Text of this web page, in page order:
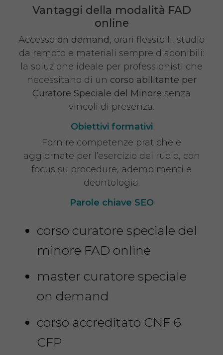
Vantaggi della modalità FAD
online
Accesso on demand, orari flessibili, studio
da remoto e materiali sempre disponibili:
la soluzione ideale per professionisti che
necessitano di un corso abilitante per
Curatore Speciale del Minore senza
vincoli di presenza.
Obiettivi formativi
Fornire competenze pratiche e
aggiornate per l’esercizio del ruolo, con
focus su procedure, adempimenti e
deontologia.
Parole chiave SEO
corso curatore speciale del
minore FAD online
master curatore speciale
on demand
corso accreditato CNF 6
CFP